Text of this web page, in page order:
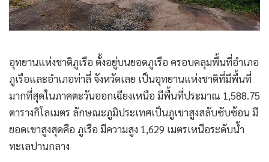
อุทยานแห่งชาติภูเรือ ตั้งอยู่บนยอดภูเรือ ครอบคลุมพื้นที่อำเภอ
ภูเรือและอำเภอท่าลี่ จังหวัดเลย เป็นอุทยานแห่งชาติที่มีพื้นที่
มากที่สุดในภาคตะวันออกเฉียงเหนือ มีพื้นที่ประมาณ 1,588.75
ตารางกิโลเมตร ลักษณะภูมิประเทศเป็นภูเขาสูงสลับซับซ้อน มี
ยอดเขาสูงสุดคือ ภูเรือ มีความสูง 1,629 เมตรเหนือระดับน้ำ
ทะเลปานกลาง